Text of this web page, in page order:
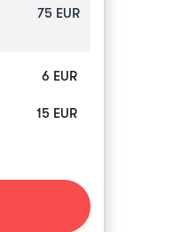
75 EUR
6 EUR
15 EUR